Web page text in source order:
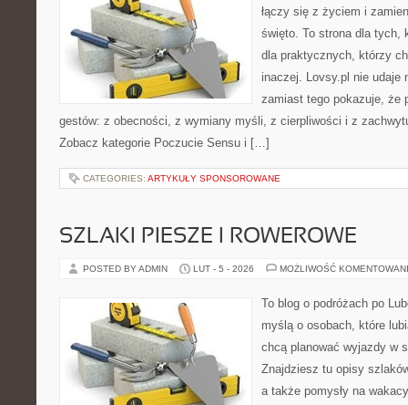
łączy się z życiem i
święto. To strona dla tych,
dla praktycznych, którzy
inaczej. Lovsy.pl nie udaje
zamiast tego pokazuje, że
gestów: z obecności, z wymiany myśli, z cierpliwości i z
Zobacz kategorie Poczucie Sensu i […]
CATEGORIES: ARTYKUŁY SPONSOROWANE
SZLAKI PIESZE I ROWEROWE
POSTED BY ADMIN LUT - 5 - 2026 MOŻLIWOŚĆ
To blog o podróżach po
myślą o osobach, które
chcą planować wyjazdy w
Znajdziesz tu opisy
a także pomysły na